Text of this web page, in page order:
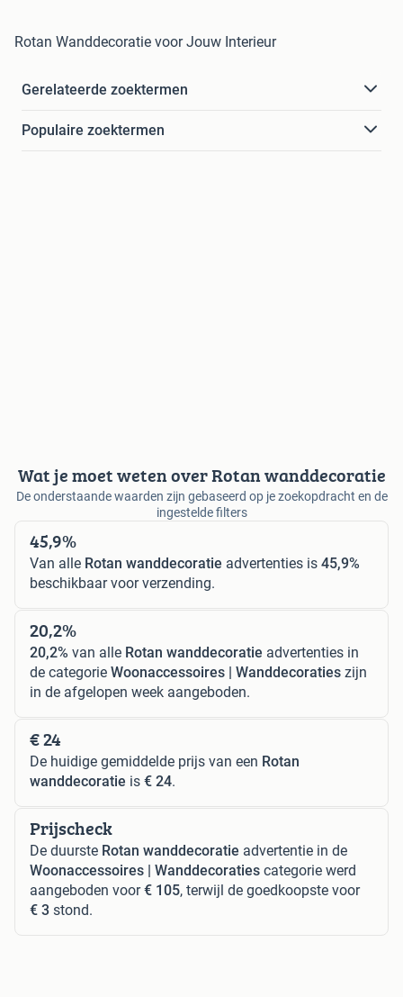
Rotan Wanddecoratie voor Jouw Interieur
Gerelateerde zoektermen
Populaire zoektermen
Wat je moet weten over Rotan wanddecoratie
De onderstaande waarden zijn gebaseerd op je zoekopdracht en de
ingestelde filters
45,9%
Van alle Rotan wanddecoratie advertenties is 45,9%
beschikbaar voor verzending.
20,2%
20,2% van alle Rotan wanddecoratie advertenties in
de categorie Woonaccessoires | Wanddecoraties zijn
in de afgelopen week aangeboden.
€ 24
De huidige gemiddelde prijs van een Rotan
wanddecoratie is € 24.
Prijscheck
De duurste Rotan wanddecoratie advertentie in de
Woonaccessoires | Wanddecoraties categorie werd
aangeboden voor€ 105, terwijl de goedkoopste voor
€ 3 stond.